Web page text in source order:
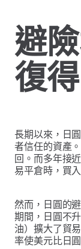
避
復得
長期以來，日
者信任的資產
回。而多年接
易平倉時，買
然而，日圓的
期間，日圓不
油）擴大了貿
率使美元比日